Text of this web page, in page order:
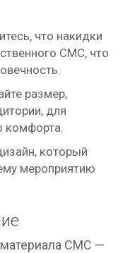
что накидки
СМС, что
размер,
для
комфорта.
который
мероприятию
материала СМС —